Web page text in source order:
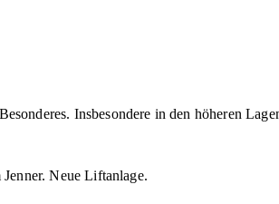
Insbesondere in den höheren
Neue Liftanlage.